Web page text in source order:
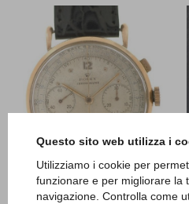
Questo sito web utilizza i
Utilizziamo i cookie per
funzionare e per migliorare la
navigazione. Controlla come